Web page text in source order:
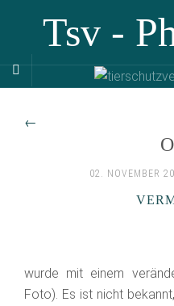
Tsv -
←
02. NOVEMBER
wurde mit einem
Foto). Es ist nicht